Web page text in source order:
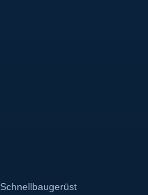
Schnellbaugerüst